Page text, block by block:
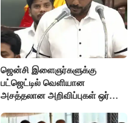
ஜென்சி இளைஞர்களுக்கு
பட்ஜெட்டில் வெளியான
அசத்தலான அறிவிப்புகள் ஒர்